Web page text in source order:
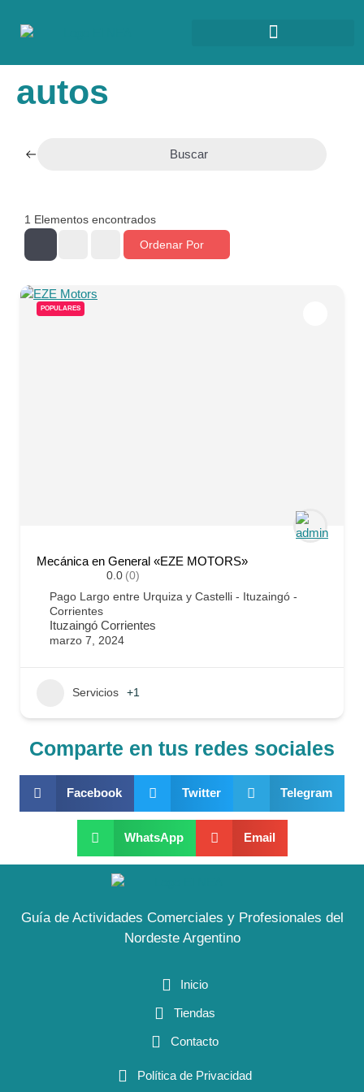
autos
Buscar
1 Elementos encontrados
Ordenar Por
POPULARES
Mecánica en General «EZE MOTORS»
0.0 (0)
Pago Largo entre Urquiza y Castelli - Ituzaingó -
Corrientes
Ituzaingó Corrientes
marzo 7, 2024
Servicios +1
Comparte en tus redes sociales
Facebook Twitter Telegram
WhatsApp Email
Guía de Actividades Comerciales y Profesionales del
Nordeste Argentino
Inicio
Tiendas
Contacto
Política de Privacidad